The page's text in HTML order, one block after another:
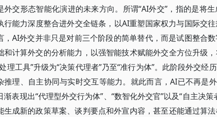
外交形态智能化演进的未来方向。所谓“AI外交”，指的是将生
行能力深度整合进外交全链条，以AI重塑国家权力与国际交
，AI外交并非只是对前三个阶段的简单替代，而是试图整合
和计算外交的分析能力，以强智能技术赋能外交全方位升级
理工具”升级为“决策代理者”乃至“准行为体”。此阶段外交经
推理、自主协同与实时交互等能力。就此而言，AI已不再是
渐表现出“代理型外交行为体”、“数智化外交官”以及“自主决
生成新的政策草案、谈判要点和外宣内容，甚至还能通过算